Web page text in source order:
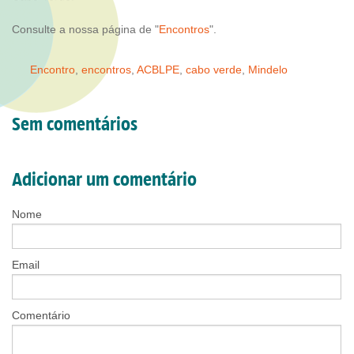
Consulte a nossa página de "Encontros".
Encontro encontros ACBLPE cabo verde Mindelo
Sem comentários
Adicionar um comentário
Nome
Email
Comentário